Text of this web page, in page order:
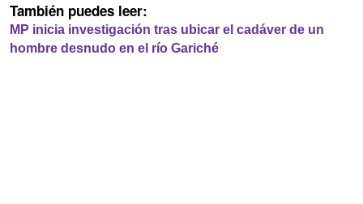
También puedes leer:
MP inicia investigación tras ubicar el cadáver de un
hombre desnudo en el río Gariché